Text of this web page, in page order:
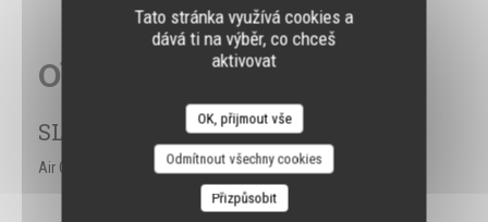
Tato stránka využívá cookies a
dává ti na výběr, co chceš
aktivovat
OK, přijmout vše
Odmítnout všechny cookies
Přizpůsobit
Obecné informace
SLUŽBY
Air Conditioning, ,